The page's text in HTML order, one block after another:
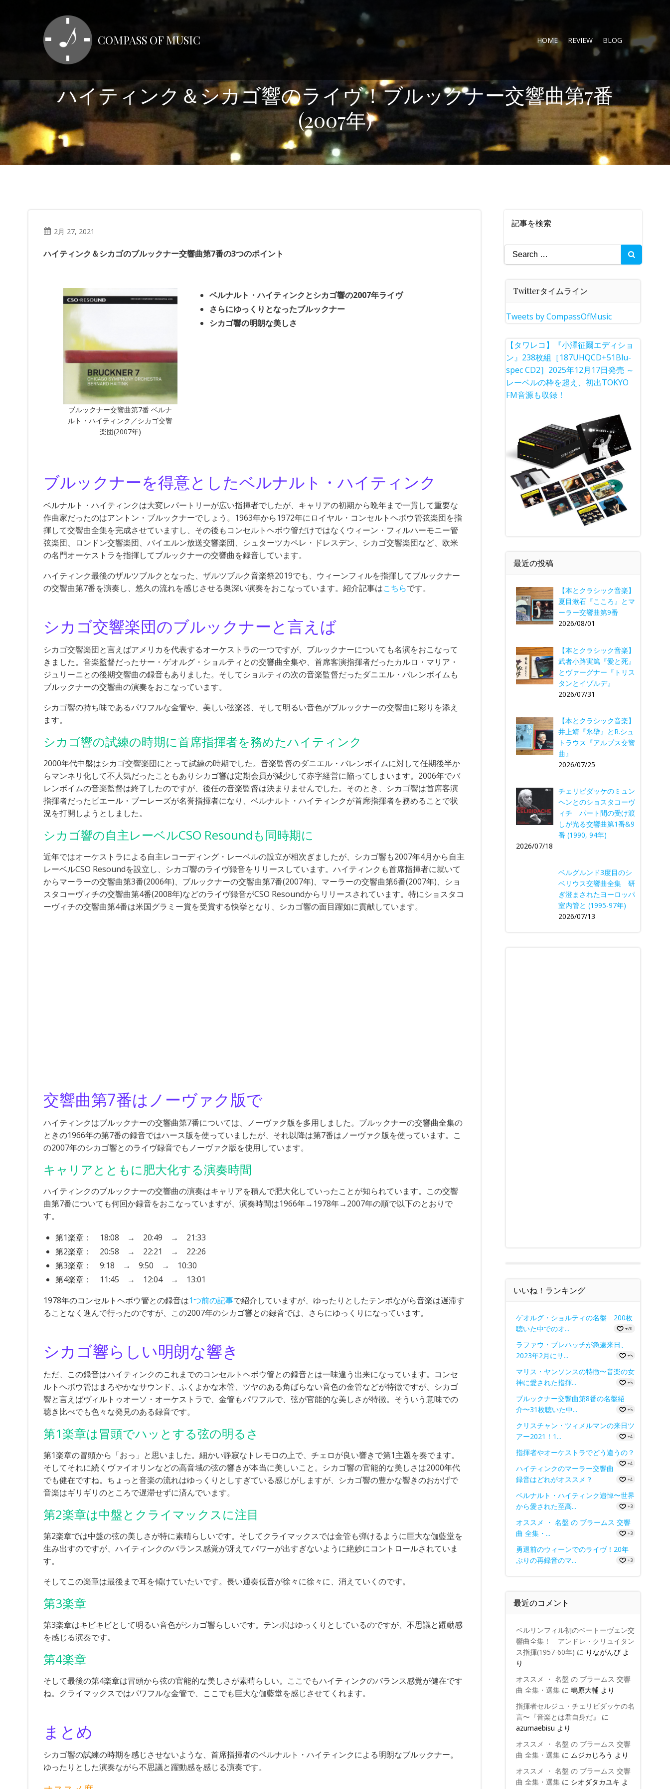
キ
ッ
プ
COMPASS OF MUSIC HOME REVIEW BLOG
ハイティンク＆シカゴ響のライヴ！ブルックナー交響曲第7番
(2007年)
2月 27, 2021
ハイティンク＆シカゴのブルックナー交響曲第7番の3つのポイント
ブルックナー交響曲第7番 ベルナ
ルト・ハイティンク／シカゴ交響
楽団(2007年)
ベルナルト・ハイティンクとシカゴ響の2007年ライヴ
さらにゆっくりとなったブルックナー
シカゴ響の明朗な美しさ
ブルックナーを得意としたベルナルト・ハイティンク
ベルナルト・ハイティンクは大変レパートリーが広い指揮者でしたが、キャリアの初期から晩年まで一貫して重要な
作曲家だったのはアントン・ブルックナーでしょう。1963年から1972年にロイヤル・コンセルトヘボウ管弦楽団を指
揮して交響曲全集を完成させていますし、その後もコンセルトヘボウ管だけではなくウィーン・フィルハーモニー管
弦楽団、ロンドン交響楽団、バイエルン放送交響楽団、シュターツカペレ・ドレスデン、シカゴ交響楽団など、欧米
の名門オーケストラを指揮してブルックナーの交響曲を録音しています。
ハイティンク最後のザルツブルクとなった、ザルツブルク音楽祭2019でも、ウィーンフィルを指揮してブルックナー
の交響曲第7番を演奏し、悠久の流れを感じさせる奥深い演奏をおこなっています。紹介記事はこちらです。
シカゴ交響楽団のブルックナーと言えば
シカゴ交響楽団と言えばアメリカを代表するオーケストラの一つですが、ブルックナーについても名演をおこなって
きました。音楽監督だったサー・ゲオルグ・ショルティとの交響曲全集や、首席客演指揮者だったカルロ・マリア・
ジュリーニとの後期交響曲の録音もありました。そしてショルティの次の音楽監督だったダニエル・バレンボイムも
ブルックナーの交響曲の演奏をおこなっています。
シカゴ響の持ち味であるパワフルな金管や、美しい弦楽器、そして明るい音色がブルックナーの交響曲に彩りを添え
ます。
シカゴ響の試練の時期に首席指揮者を務めたハイティンク
2000年代中盤はシカゴ交響楽団にとって試練の時期でした。音楽監督のダニエル・バレンボイムに対して任期後半か
らマンネリ化して不人気だったこともありシカゴ響は定期会員が減少して赤字経営に陥ってしまいます。2006年でバ
レンボイムの音楽監督は終了したのですが、後任の音楽監督は決まりませんでした。そのとき、シカゴ響は首席客演
指揮者だったピエール・ブーレーズが名誉指揮者になり、ベルナルト・ハイティンクが首席指揮者を務めることで状
況を打開しようとしました。
シカゴ響の自主レーベルCSO Resoundも同時期に
近年ではオーケストラによる自主レコーディング・レーベルの設立が相次ぎましたが、シカゴ響も2007年4月から自主
レーベルCSO Resoundを設立し、シカゴ響のライヴ録音をリリースしています。ハイティンクも首席指揮者に就いて
からマーラーの交響曲第3番(2006年)、ブルックナーの交響曲第7番(2007年)、マーラーの交響曲第6番(2007年)、ショ
スタコーヴィチの交響曲第4番(2008年)などのライヴ録音がCSO Resoundからリリースされています。特にショスタコ
ーヴィチの交響曲第4番は米国グラミー賞を受賞する快挙となり、シカゴ響の面目躍如に貢献しています。
交響曲第7番はノーヴァク版で
ハイティンクはブルックナーの交響曲第7番については、ノーヴァク版を多用しました。ブルックナーの交響曲全集の
ときの1966年の第7番の録音ではハース版を使っていましたが、それ以降は第7番はノーヴァク版を使っています。こ
の2007年のシカゴ響とのライヴ録音でもノーヴァク版を使用しています。
キャリアとともに肥大化する演奏時間
ハイティンクのブルックナーの交響曲の演奏はキャリアを積んで肥大化していったことが知られています。この交響
曲第7番についても何回か録音をおこなっていますが、演奏時間は1966年→1978年→2007年の順で以下のとおりで
す。
第1楽章： 18:08 → 20:49 → 21:33
第2楽章： 20:58 → 22:21 → 22:26
第3楽章： 9:18 → 9:50 → 10:30
第4楽章： 11:45 → 12:04 → 13:01
1978年のコンセルトヘボウ管との録音は1つ前の記事で紹介していますが、ゆったりとしたテンポながら音楽は遅滞す
ることなく進んで行ったのですが、この2007年のシカゴ響との録音では、さらにゆっくりになっています。
シカゴ響らしい明朗な響き
ただ、この録音はハイティンクのこれまでのコンセルトヘボウ管との録音とは一味違う出来になっています。コンセ
ルトヘボウ管はまろやかなサウンド、ふくよかな木管、ツヤのある角ばらない音色の金管などが特徴ですが、シカゴ
響と言えばヴィルトゥオーソ・オーケストラで、金管もパワフルで、弦が官能的な美しさが特徴。そういう意味での
聴き比べでも色々な発見のある録音です。
第1楽章は冒頭でハッとする弦の明るさ
第1楽章の冒頭から「おっ」と思いました。細かい静寂なトレモロの上で、チェロが良い響きで第1主題を奏でます。
そしてそれに続くヴァイオリンなどの高音域の弦の響きが本当に美しいこと。シカゴ響の官能的な美しさは2000年代
でも健在ですね。ちょっと音楽の流れはゆっくりとしすぎている感じがしますが、シカゴ響の豊かな響きのおかげで
音楽はギリギリのところで遅滞せずに済んでいます。
第2楽章は中盤とクライマックスに注目
第2楽章では中盤の弦の美しさが特に素晴らしいです。そしてクライマックスでは金管も弾けるように巨大な伽藍堂を
生み出すのですが、ハイティンクのバランス感覚が冴えてパワーが出すぎないように絶妙にコントロールされていま
す。
そしてこの楽章は最後まで耳を傾けていたいです。長い通奏低音が徐々に徐々に、消えていくのです。
第3楽章
第3楽章はキビキビとして明るい音色がシカゴ響らしいです。テンポはゆっくりとしているのですが、不思議と躍動感
を感じる演奏です。
第4楽章
そして最後の第4楽章は冒頭から弦の官能的な美しさが素晴らしい。ここでもハイティンクのバランス感覚が健在です
ね。クライマックスではパワフルな金管で、ここでも巨大な伽藍堂を感じさせてくれます。
まとめ
シカゴ響の試練の時期を感じさせないような、首席指揮者のベルナルト・ハイティンクによる明朗なブルックナー。
ゆったりとした演奏ながら不思議と躍動感を感じる演奏です。
記事を検索
Search
for:
Twitterタイムライン
Tweets by CompassOfMusic
【タワレコ】『小澤征爾エディショ
ン』238枚組［187UHQCD+51Blu-
spec CD2］2025年12月17日発売 ～
レーベルの枠を超え、初出TOKYO
FM音源も収録！
最近の投稿
【本とクラシック音楽】
夏目漱石『こころ』とマ
ーラー交響曲第9番
2026/08/01
【本とクラシック音楽】
武者小路実篤『愛と死』
とヴァーグナー『トリス
タンとイゾルデ』
2026/07/31
【本とクラシック音楽】
井上靖『氷壁』とR.シュ
トラウス『アルプス交響
曲』
2026/07/25
チェリビダッケのミュン
ヘンとのショスタコーヴ
ィチ パート間の受け渡
しが光る交響曲第1番&9
番 (1990, 94年)
2026/07/18
ベルグルンド3度目のシ
ベリウス交響曲全集 研
ぎ澄まされたヨーロッパ
室内管と (1995-97年)
2026/07/13
いいね！ランキング
ゲオルグ・ショルティの名盤 200枚
聴いた中でのオ...
+20
ラファウ・ブレハッチが急遽来日、
2023年2月にサ...
+5
マリス・ヤンソンスの特徴〜音楽の女
神に愛された指揮...
+5
ブルックナー交響曲第8番の名盤紹
介〜31枚聴いた中...
+5
クリスチャン・ツィメルマンの来日ツ
アー2021！1...
+4
指揮者やオーケストラでどう違うの？
+4
ハイティンクのマーラー交響曲
録音はどれがオススメ？
+4
ベルナルト・ハイティンク追悼〜世界
から愛された至高...
+3
オススメ ・ 名盤 の ブラームス 交響
曲 全集・...
+3
勇退前のウィーンでのライヴ！20年
ぶりの再録音のマ...
+3
最近のコメント
ベルリンフィル初のベートーヴェン交
響曲全集！ アンドレ・クリュイタン
ス指揮(1957-60年) に りながんぴよ
り
オススメ ・ 名盤 の ブラームス 交響
曲 全集・選集に 鴫原大輔より
指揮者セルジュ・チェリビダッケの名
言〜『音楽とは君自身だ』
に
azumaebisu より
オススメ ・ 名盤 の ブラームス 交響
曲 全集・選集に ムジカじろう より
オススメ ・ 名盤 の ブラームス 交響
曲 全集・選集に シオダタカユキ よ